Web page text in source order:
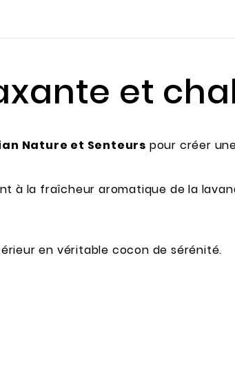
et
Nature et Senteurs pour créer
à la fraîcheur aromatique de la
en véritable cocon de sérénité.